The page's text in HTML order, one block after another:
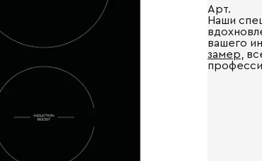
Арт.
Наши
вашего
замер ,